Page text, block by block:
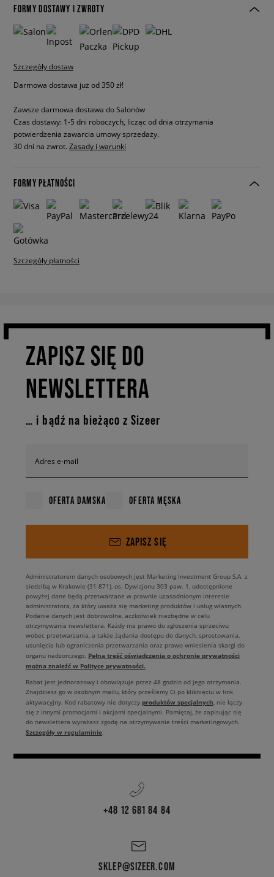
FORMY DOSTAWY I ZWROTY
Szczegóły dostaw
Darmowa dostawa już od 350 zł!
Zawsze darmowa dostawa do Salonów
Czas dostawy: 1-5 dni roboczych, licząc od dnia otrzymania
potwierdzenia zawarcia umowy sprzedaży.
30 dni na zwrot. Zasady i warunki
FORMY PŁATNOŚCI
Szczegóły płatności
ZAPISZ SIĘ DO
NEWSLETTERA
… i bądź na bieżąco z Sizeer
Adres e-mail
OFERTA DAMSKA OFERTA MĘSKA
ZAPISZ SIĘ
Administratorem danych osobowych jest Marketing Investment Group S.A. z
siedzibą w Krakowie (31-871), os. Dywizjonu 303 paw. 1, udostępnione
powyżej dane będą przetwarzane w prawnie uzasadnionym interesie
administratora, za który uważa się marketing produktów i usług własnych.
Podanie danych jest dobrowolne, aczkolwiek niezbędne w celu
otrzymywania newslettera. Każdy ma prawo do zgłoszenia sprzeciwu
wobec przetwarzania, a także żądania dostępu do danych, sprostowania,
usunięcia lub ograniczenia przetwarzania oraz prawo wniesienia skargi do
organu nadzorczego. Pełną treść oświadczenia o ochronie prywatności
można znaleźć w Polityce prywatności.
Rabat jest jednorazowy i obowiązuje przez 48 godzin od jego otrzymania.
Znajdziesz go w osobnym mailu, który prześlemy Ci po kliknięciu w link
aktywacyjny. Kod rabatowy nie dotyczy produktów specjalnych, nie łączy
się z innymi promocjami i akcjami specjalnymi. Pamiętaj, że zapisując się
do newslettera wyrażasz zgodę na otrzymywanie treści marketingowych.
Szczegóły w regulaminie.
+48 12 681 84 84
SKLEP@SIZEER.COM